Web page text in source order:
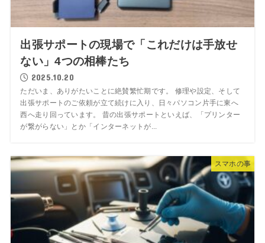
出張サポートの現場で「これだけは手放せ
ない」4つの相棒たち
2025.10.20
ただいま、ありがたいことに絶賛繁忙期です。 修理や設定、そして
出張サポートのご依頼が立て続けに入り、日々パソコン片手に東へ
西へ走り回っています。 昔の出張サポートといえば、「プリンター
が繋がらない」とか「インターネットが...
スマホの事